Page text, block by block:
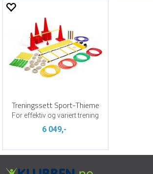
Treningssett Sport-Thieme
For effektiv og variert trening
6 049,-